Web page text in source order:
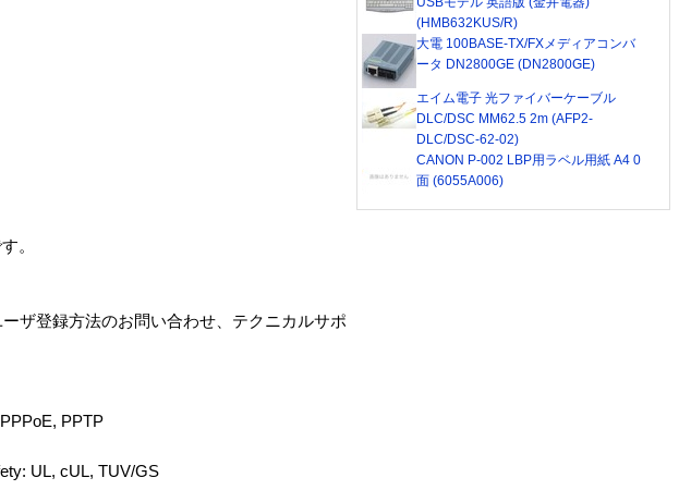
。
ザ登録方法のお問い合わせ、テクニカルサポ
PPTP
UL, cUL, TUV/GS
(HMB632KUS/R)
大電 100BASE-TX/FXメディアコンバ
ータ DN2800GE (DN2800GE)
エイム電子 光ファイバーケーブル
DLC/DSC MM62.5 2m (AFP2-
DLC/DSC-62-02)
CANON P-002 LBP用ラベル用紙 A4 0
面 (6055A006)